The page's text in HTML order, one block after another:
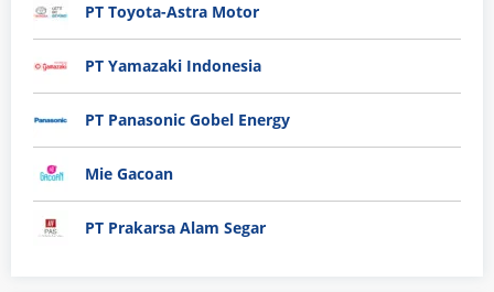
PT Toyota-Astra Motor
PT Yamazaki Indonesia
PT Panasonic Gobel Energy
Mie Gacoan
PT Prakarsa Alam Segar